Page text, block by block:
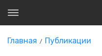
Главная Публикации